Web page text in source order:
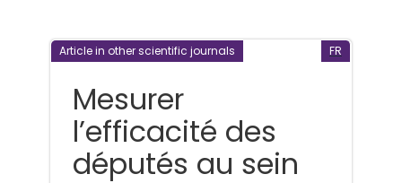
Article in other scientific journals FR
Mesurer
l’efficacité des
députés au sein